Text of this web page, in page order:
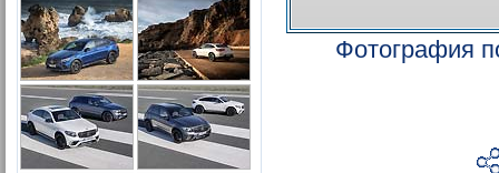
Фотография